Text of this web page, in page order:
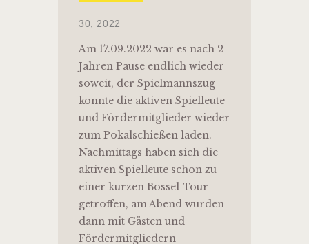
30, 2022
Am 17.09.2022 war es nach 2
Jahren Pause endlich wieder
soweit, der Spielmannszug
konnte die aktiven Spielleute
und Fördermitglieder wieder
zum Pokalschießen laden.
Nachmittags haben sich die
aktiven Spielleute schon zu
einer kurzen Bossel-Tour
getroffen, am Abend wurden
dann mit Gästen und
Fördermitgliedern